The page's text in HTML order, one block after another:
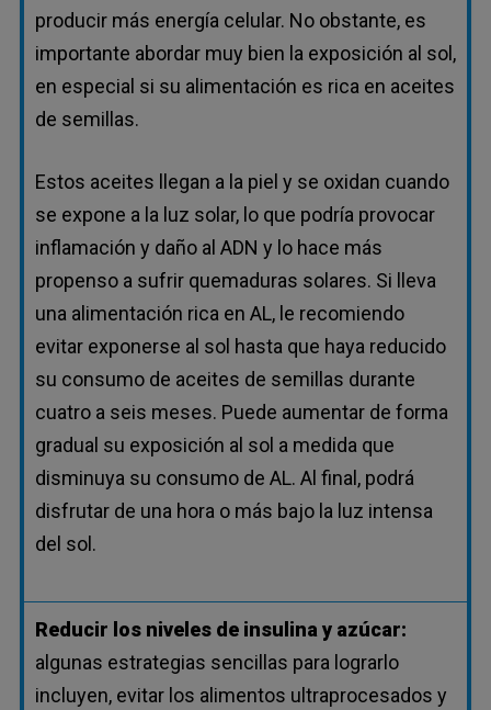
producir más energía celular. No obstante, es
importante abordar muy bien la exposición al sol,
en especial si su alimentación es rica en aceites
de semillas.
Estos aceites llegan a la piel y se oxidan cuando
se expone a la luz solar, lo que podría provocar
inflamación y daño al ADN y lo hace más
propenso a sufrir quemaduras solares. Si lleva
una alimentación rica en AL, le recomiendo
evitar exponerse al sol hasta que haya reducido
su consumo de aceites de semillas durante
cuatro a seis meses. Puede aumentar de forma
gradual su exposición al sol a medida que
disminuya su consumo de AL. Al final, podrá
disfrutar de una hora o más bajo la luz intensa
del sol.
Reducir los niveles de insulina y azúcar:
algunas estrategias sencillas para lograrlo
incluyen, evitar los alimentos ultraprocesados y